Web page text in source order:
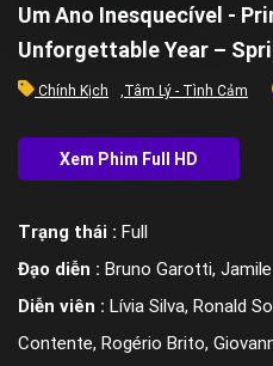
Um Ano Inesquecível -
Unforgettable Year –
Chính Kịch ,Tâm Lý - Tình Cảm
Trạng thái : Full
Đạo diễn : Bruno Garotti,
Diễn viên : Lívia Silva, Ronald
Contente, Rogério Brito,